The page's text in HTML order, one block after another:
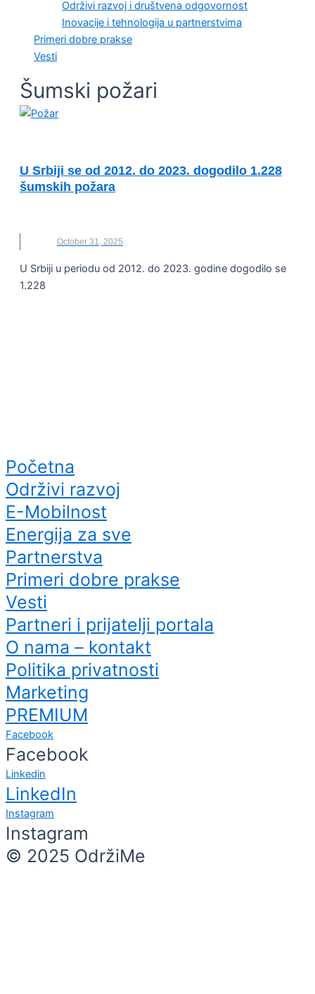
Održivi razvoj i društvena odgovornost
Inovacije i tehnologija u partnerstvima
Primeri dobre prakse
Vesti
Šumski požari
U Srbiji se od 2012. do 2023. dogodilo 1.228
šumskih požara
October 31, 2025
U Srbiji u periodu od 2012. do 2023. godine dogodilo se
1.228
Početna
Održivi razvoj
E-Mobilnost
Energija za sve
Partnerstva
Primeri dobre prakse
Vesti
Partneri i prijatelji portala
O nama – kontakt
Politika privatnosti
Marketing
PREMIUM
Facebook
Facebook
Linkedin
LinkedIn
Instagram
Instagram
© 2025 OdržiMe